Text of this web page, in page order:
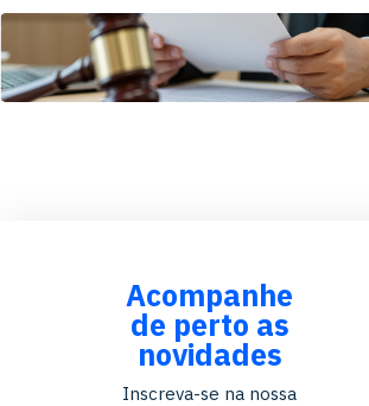
Acompanhe
de perto as
novidades
Inscreva-se na nossa